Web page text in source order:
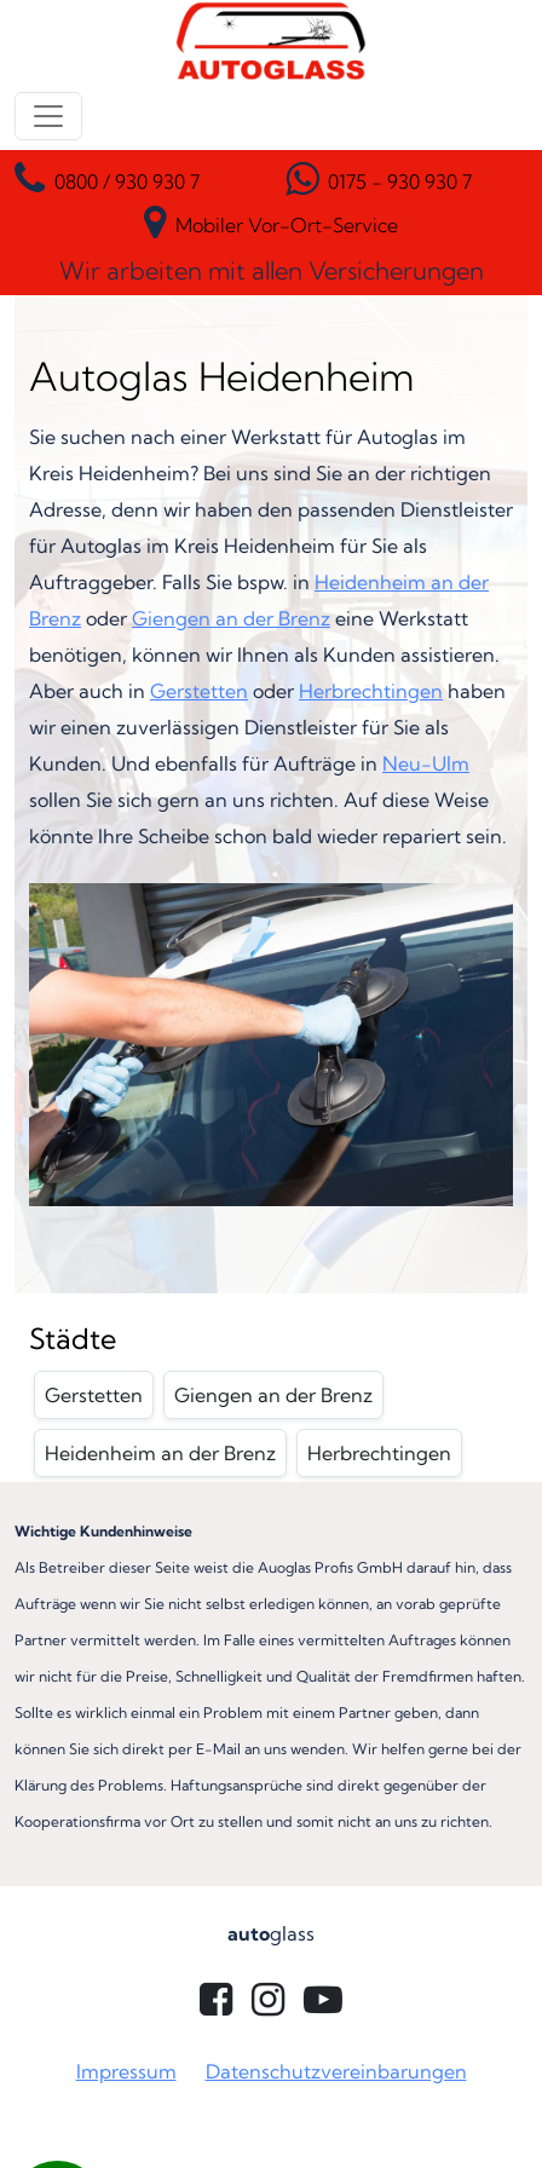
Zum Inhalt springen
Hauptnavigation
0800 / 930 930 7
0175 - 930 930 7
Mobiler Vor-Ort-Service
Wir arbeiten mit allen Versicherungen
Autoglas Heidenheim
Sie suchen nach einer Werkstatt für Autoglas im
Kreis Heidenheim? Bei uns sind Sie an der richtigen
Adresse, denn wir haben den passenden Dienstleister
für Autoglas im Kreis Heidenheim für Sie als
Auftraggeber. Falls Sie bspw. in Heidenheim an der
Brenz oderGiengen an der Brenz eine Werkstatt
benötigen, können wir Ihnen als Kunden assistieren.
Aber auch in Gerstetten oder Herbrechtingen haben
wir einen zuverlässigen Dienstleister für Sie als
Kunden. Und ebenfalls für Aufträge in Neu-Ulm
sollen Sie sich gern an uns richten. Auf diese Weise
könnte Ihre Scheibe schon bald wieder repariert sein.
Städte
Gerstetten Giengen an der Brenz
Heidenheim an der Brenz Herbrechtingen
Wichtige Kundenhinweise
Als Betreiber dieser Seite weist die Auoglas Profis GmbH darauf hin, dass
Aufträge wenn wir Sie nicht selbst erledigen können, an vorab geprüfte
Partner vermittelt werden. Im Falle eines vermittelten Auftrages können
wir nicht für die Preise, Schnelligkeit und Qualität der Fremdfirmen haften.
Sollte es wirklich einmal ein Problem mit einem Partner geben, dann
können Sie sich direkt per E-Mail an uns wenden. Wir helfen gerne bei der
Klärung des Problems. Haftungsansprüche sind direkt gegenüber der
Kooperationsfirma vor Ort zu stellen und somit nicht an uns zu richten.
autoglass
Impressum Datenschutzvereinbarungen